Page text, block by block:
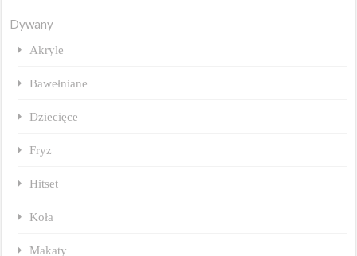
Dywany
Akryle
Bawełniane
Dziecięce
Fryz
Hitset
Koła
Makaty